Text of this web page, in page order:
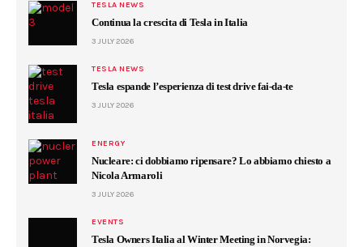
TESLA NEWS
Continua la crescita di Tesla in Italia
3 JULY 2026
TESLA NEWS
Tesla espande l’esperienza di test drive fai-da-te
3 JULY 2026
ENERGY
Nucleare: ci dobbiamo ripensare? Lo abbiamo chiesto a
Nicola Armaroli
3 JULY 2026
EVENTS
Tesla Owners Italia al Winter Meeting in Norvegia: